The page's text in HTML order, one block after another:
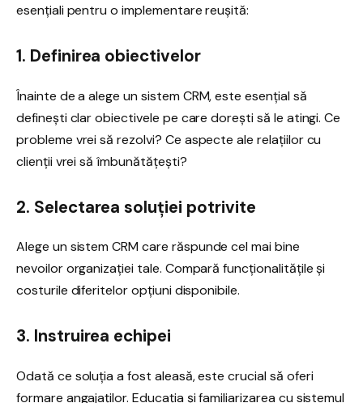
esențiali pentru o implementare reușită:
1. Definirea obiectivelor
Înainte de a alege un sistem CRM, este esențial să
definești clar obiectivele pe care dorești să le atingi. Ce
probleme vrei să rezolvi? Ce aspecte ale relațiilor cu
clienții vrei să îmbunătățești?
2. Selectarea soluției potrivite
Alege un sistem CRM care răspunde cel mai bine
nevoilor organizației tale. Compară funcționalitățile și
costurile diferitelor opțiuni disponibile.
3. Instruirea echipei
Odată ce soluția a fost aleasă, este crucial să oferi
formare angajaților. Educația și familiarizarea cu sistemul